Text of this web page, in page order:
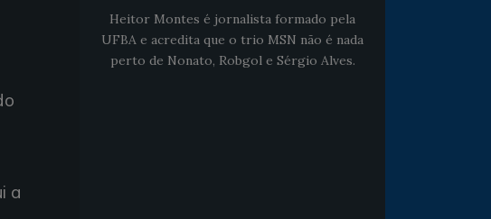
a
Heitor Montes é jornalista formado pela
UFBA e acredita que o trio MSN não é nada
perto de Nonato, Robgol e Sérgio Alves.